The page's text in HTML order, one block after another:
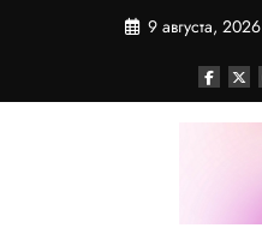
9 августа, 2026